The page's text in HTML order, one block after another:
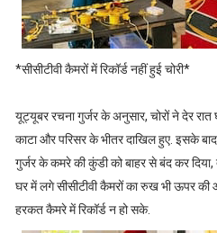
*सीसीटीवी कैमरों में र‍िकॉर्ड नहीं हुई चोरी*
यूट्यूबर रचना गुर्जर के अनुसार, चोरों ने देर रात
काटा और परिसर के भीतर दाखिल हुए. इसके
गुर्जर के कमरे की कुंडी को बाहर से बंद कर
घर में लगे सीसीटीवी कैमरों का रुख भी ऊपर की
हरकत कैमरे में रिकॉर्ड न हो सके.